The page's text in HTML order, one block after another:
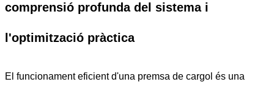
comprensió profunda del sistema i
l'optimització pràctica
El funcionament eficient d'una premsa de cargol és una